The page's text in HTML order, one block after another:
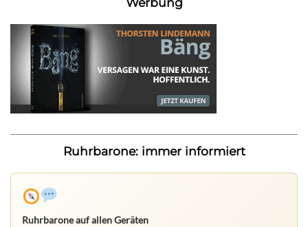
Ruhrbarone: immer informiert
Ruhrbarone auf allen Geräten